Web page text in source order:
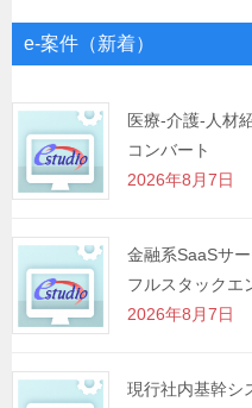
ゲ
シ
ョ
ン
e-案件（新着）
医療-介護-人材
コンバート
2026年8月7日
金融系SaaSサ
フルスタックエ
2026年8月7日
現行社内基幹シ